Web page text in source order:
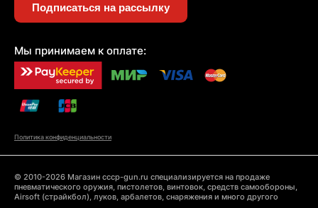
Подписаться на рассылку
Мы принимаем к оплате:
Политика конфиденциальности
© 2010-2026 Магазин cccp-gun.ru специализируется на продаже
пневматического оружия, пистолетов, винтовок, средств самообороны,
Airsoft (страйкбол), луков, арбалетов, снаряжения и много другого